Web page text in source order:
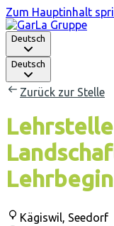
Zum Hauptinhalt
Deutsch
Deutsch
Zurück zur Stelle
Kägiswil, Seedorf